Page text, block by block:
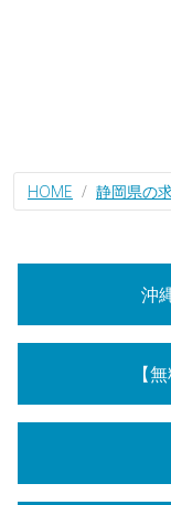
HOME 静岡県の
沖
【